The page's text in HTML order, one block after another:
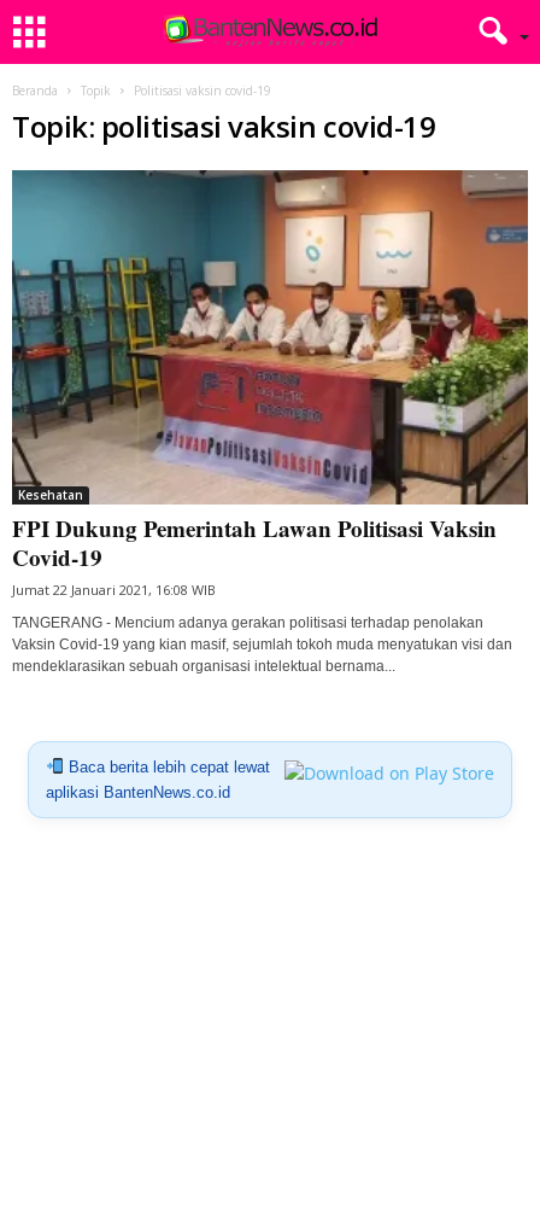
Beranda Topik Politisasi vaksin covid-19
Topik: politisasi vaksin covid-19
Kesehatan
FPI Dukung Pemerintah Lawan Politisasi Vaksin
Covid-19
Jumat 22 Januari 2021, 16:08 WIB
TANGERANG - Mencium adanya gerakan politisasi terhadap penolakan
Vaksin Covid-19 yang kian masif, sejumlah tokoh muda menyatukan visi dan
mendeklarasikan sebuah organisasi intelektual bernama...
Baca berita lebih cepat lewat
aplikasi BantenNews.co.id